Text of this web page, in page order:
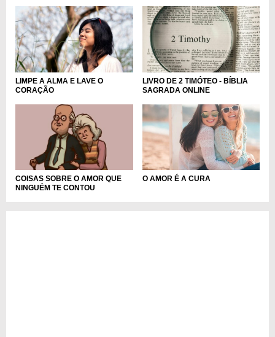
LIMPE A ALMA E LAVE O
CORAÇÃO
LIVRO DE 2 TIMÓTEO - BÍBLIA
SAGRADA ONLINE
COISAS SOBRE O AMOR QUE
NINGUÉM TE CONTOU
O AMOR É A CURA